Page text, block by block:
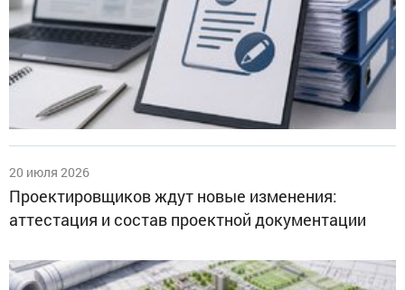
20 июля 2026
Проектировщиков ждут новые изменения:
аттестация и состав проектной документации